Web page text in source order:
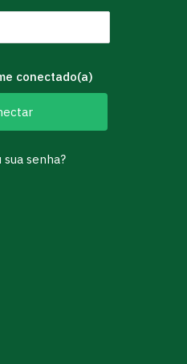
conectado(a)
sua senha?